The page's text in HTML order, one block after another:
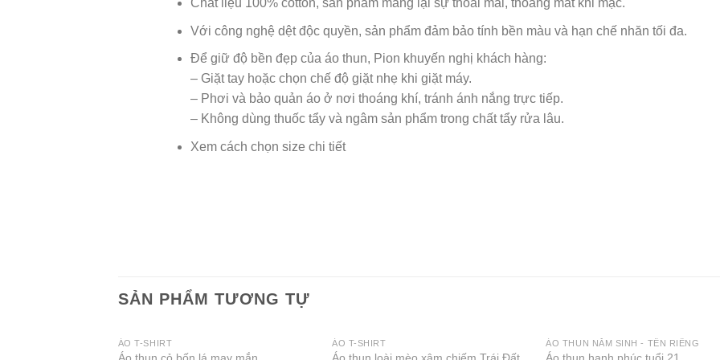
Chất liệu 100% cotton, sản phẩm mang lại sự thoải mái, thoáng mát khi mặc.
Với công nghệ dệt độc quyền, sản phẩm đảm bảo tính bền màu và hạn chế nhăn tối đa.
Để giữ độ bền đẹp của áo thun, Pion khuyến nghị khách hàng:
– Giặt tay hoặc chọn chế độ giặt nhẹ khi giặt máy.
– Phơi và bảo quản áo ở nơi thoáng khí, tránh ánh nắng trực tiếp.
– Không dùng thuốc tẩy và ngâm sản phẩm trong chất tẩy rửa lâu.
Xem cách chọn size chi tiết
SẢN PHẨM TƯƠNG TỰ
ÁO T-SHIRT ÁO T-SHIRT ÁO THUN NĂM SINH - TÊN RIÊNG